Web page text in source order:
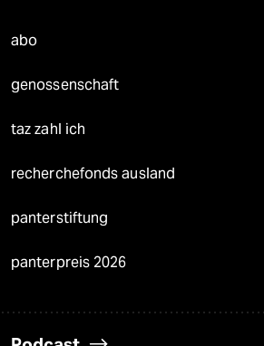
abo
genossenschaft
taz zahl ich
recherchefonds ausland
panterstiftung
panterpreis 2026